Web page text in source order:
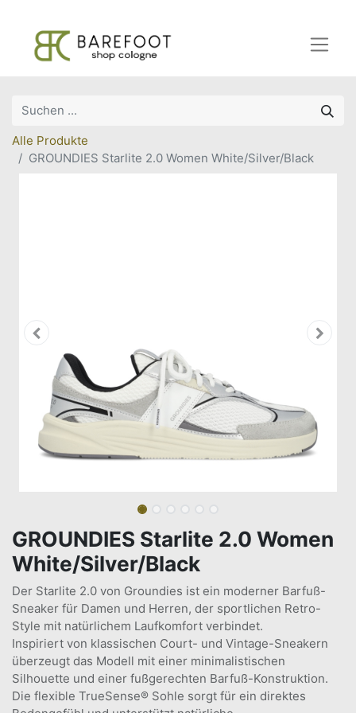
Alle Produkte
GROUNDIES Starlite 2.0 Women White/Silver/Black
GROUNDIES Starlite 2.0 Women
White/Silver/Black
Der Starlite 2.0 von Groundies ist ein moderner Barfuß-
Sneaker für Damen und Herren, der sportlichen Retro-
Style mit natürlichem Laufkomfort verbindet.
Inspiriert von klassischen Court- und Vintage-Sneakern
überzeugt das Modell mit einer minimalistischen
Silhouette und einer fußgerechten Barfuß-Konstruktion.
Die flexible TrueSense® Sohle sorgt für ein direktes